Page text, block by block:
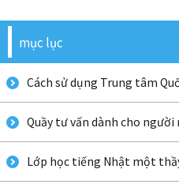
mục lục
Cách sử dụng Trung tâm
Quầy tư vấn dành cho người
Lớp học tiếng Nhật một